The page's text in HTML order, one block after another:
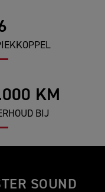
KM
BIJ
SOUND